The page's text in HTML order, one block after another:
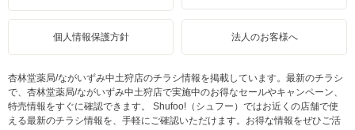
個人情報保護方針 法人のお客様へ
杏林堂薬局/ながいずみ中土狩店のチラシ情報を掲載しています。最新のチラシ
で、杏林堂薬局/ながいずみ中土狩店で実施中のお得なセールやキャンペーン、
特売情報をすぐに確認できます。 Shufoo!（シュフー）ではお近くの店舗で使
える最新のチラシ情報を、手軽にご確認いただけます。お得な情報をぜひご活